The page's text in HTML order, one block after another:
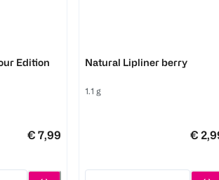
Edition
€ 7,99
Natural Lipliner berry
1.1 g
€